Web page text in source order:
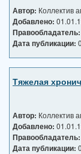
Автор: Коллектив
Добавлено:
Правообладатель:
Дата публикации:
Тяжелая
Автор: Коллектив
Добавлено:
Правообладатель:
Дата публикации: